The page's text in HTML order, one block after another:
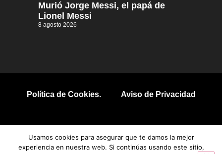
Murió Jorge Messi, el papá de
Lionel Messi
8 agosto 2026
Política de Cookies. Aviso de Privacidad
Usamos cookies para asegurar que te damos la mejor
experiencia en nuestra web. Si continúas usando este sitio,